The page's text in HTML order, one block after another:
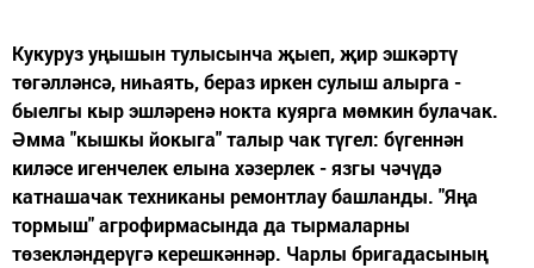
Кукуруз уңышын тулысынча җыеп, җир эшкәртү
төгәлләнсә, ниһаять, бераз иркен сулыш алырга -
быелгы кыр эшләренә нокта куярга мөмкин булачак.
Әмма "кышкы йокыга" талыр чак түгел: бүгеннән
киләсе игенчелек елына хәзерлек - язгы чәчүдә
катнашачак техниканы ремонтлау башланды. "Яңа
тормыш" агрофирмасында да тырмаларны
төзекләндерүгә керешкәннәр. Чарлы бригадасының